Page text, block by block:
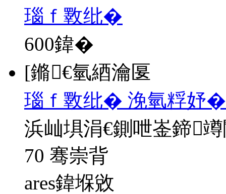
瑙ｆ斁纰�
600鍏�
[鏅€氫綇瀹匽
瑙ｆ斁纰� 浼氫粰妤
浜屾埧涓€鍘呭崟鍗
70 骞崇背
ares鍏堢敓